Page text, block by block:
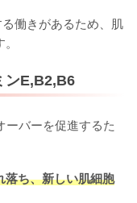
働きがあるため、肌
ンE,B2,B6
ーバーを促進するた
落ち、新しい肌細胞